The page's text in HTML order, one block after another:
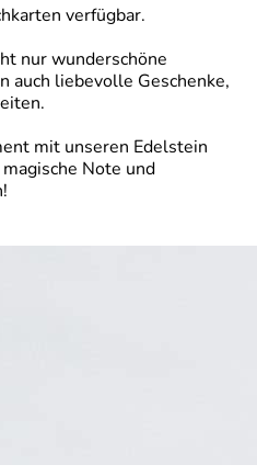
verfügbar.
nur wunderschöne
auch liebevolle Geschenke,
mit unseren Edelstein
Note und